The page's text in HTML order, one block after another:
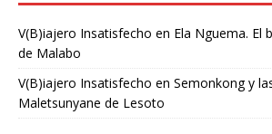
V(B)iajero Insatisfecho en Ela Nguema. El
de Malabo
V(B)iajero Insatisfecho en Semonkong y
Maletsunyane de Lesoto